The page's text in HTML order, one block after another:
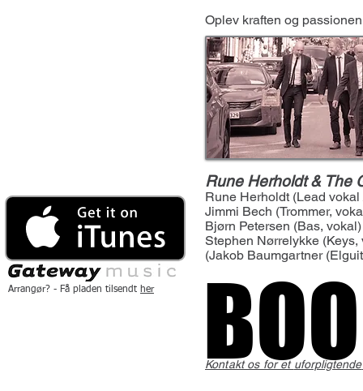
Arrangør? - Få pladen tilsendt her
Oplev kraften og
Rune Herholdt & The
Rune Herholdt (Lead vokal
Jimmi Bech (Trommer,
Bjørn Petersen (Bas, vokal)
Stephen Nørrelykke (Keys,
(Jakob Baumgartner
Kontakt os for et uforpligtende